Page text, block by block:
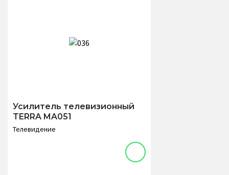
Усилитель телевизионный
TERRA MA051
Телевидение